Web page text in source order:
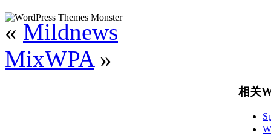
« Mildnews
MixWPA»
相关